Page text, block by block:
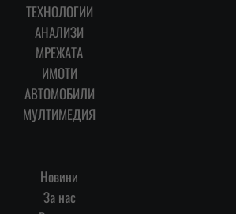
ТЕХНОЛОГИИ
АНАЛИЗИ
МРЕЖАТА
ИМОТИ
АВТОМОБИЛИ
МУЛТИМЕДИЯ
Новини
За нас